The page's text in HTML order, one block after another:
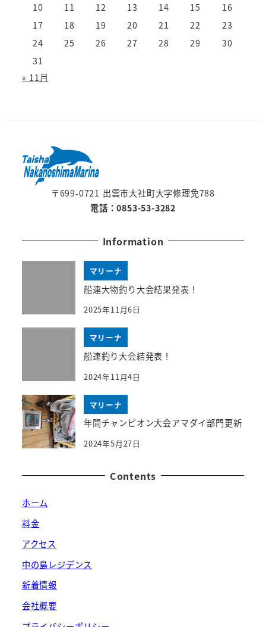
10
11 12 13 14 15
16
17
18 19 20 21 22
23
24
25 26 27 28 29
30
31
« 11月
〒699-0721 出雲市大社町大字修理免788
電話：0853-53-3282
Information
マリーナ
船連大物釣り大会結果発表！
2025年11月6日
マリーナ
船連釣り大会結発表！
2024年11月4日
マリーナ
年間チャンピオン大会アマダイ部門更新
2024年5月27日
Contents
ホーム
料金
アクセス
中の島レジデンス
新着情報
会社概要